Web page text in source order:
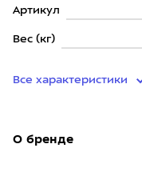
Артикул
Вес (кг)
Все характеристики
О бренде